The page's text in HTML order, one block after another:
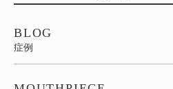
BLOG
症例